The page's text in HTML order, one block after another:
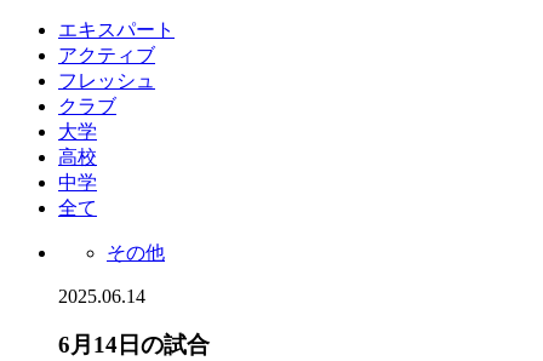
エキスパート
アクティブ
フレッシュ
クラブ
大学
高校
中学
全て
その他
2025.06.14
6月14日の試合